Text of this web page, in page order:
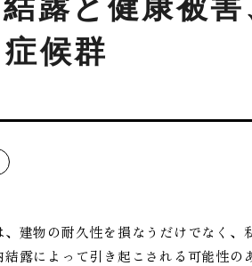
露と健康被
候群
、建物の耐久性を損なうだけでなく
結露によって引き起こされる可能性